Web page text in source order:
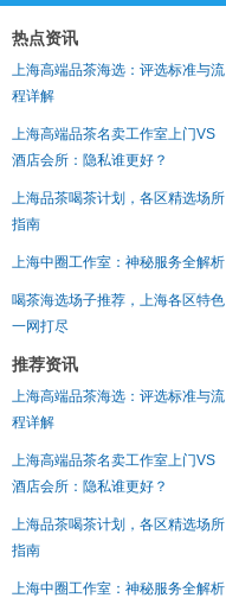
热点资讯
上海高端品茶海选：评选标准与流
程详解
上海高端品茶名卖工作室上门VS
酒店会所：隐私谁更好？
上海品茶喝茶计划，各区精选场所
指南
上海中圈工作室：神秘服务全解析
喝茶海选场子推荐，上海各区特色
一网打尽
推荐资讯
上海高端品茶海选：评选标准与流
程详解
上海高端品茶名卖工作室上门VS
酒店会所：隐私谁更好？
上海品茶喝茶计划，各区精选场所
指南
上海中圈工作室：神秘服务全解析